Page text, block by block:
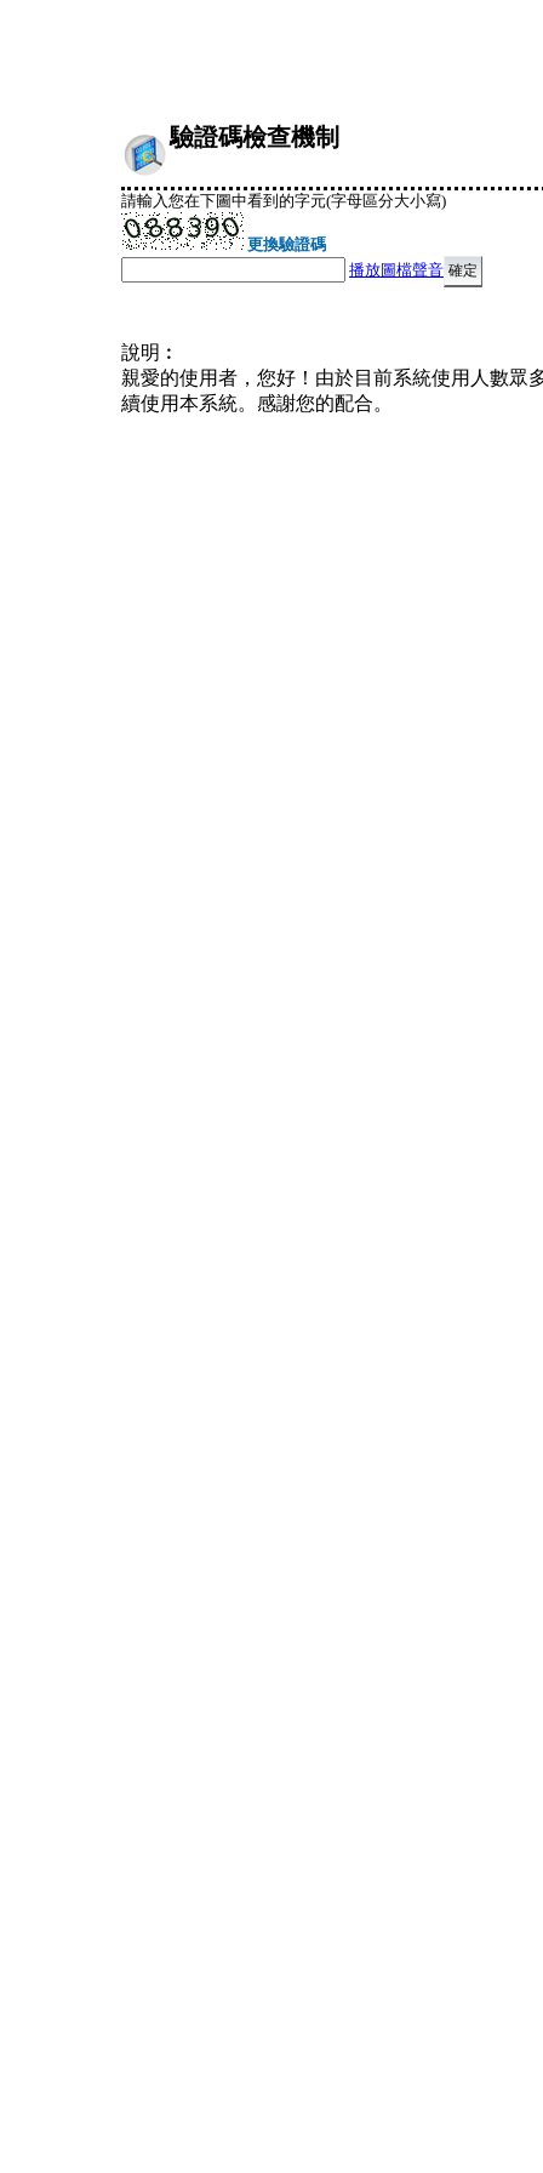
驗證碼檢查機制
請輸入您在下圖中看到的字元(字母區分大小寫)
更換驗證碼
播放圖檔聲音
說明︰
親愛的使用者，您好！由於目前系統使用人數眾
續使用本系統。感謝您的配合。